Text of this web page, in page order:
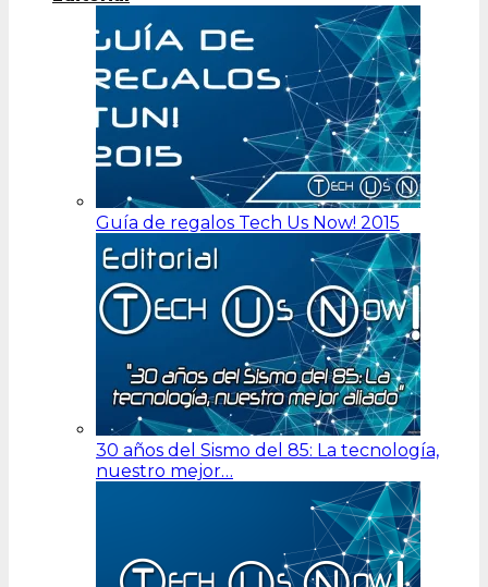
Guía de regalos Tech Us Now! 2015
30 años del Sismo del 85: La tecnología,
nuestro mejor…